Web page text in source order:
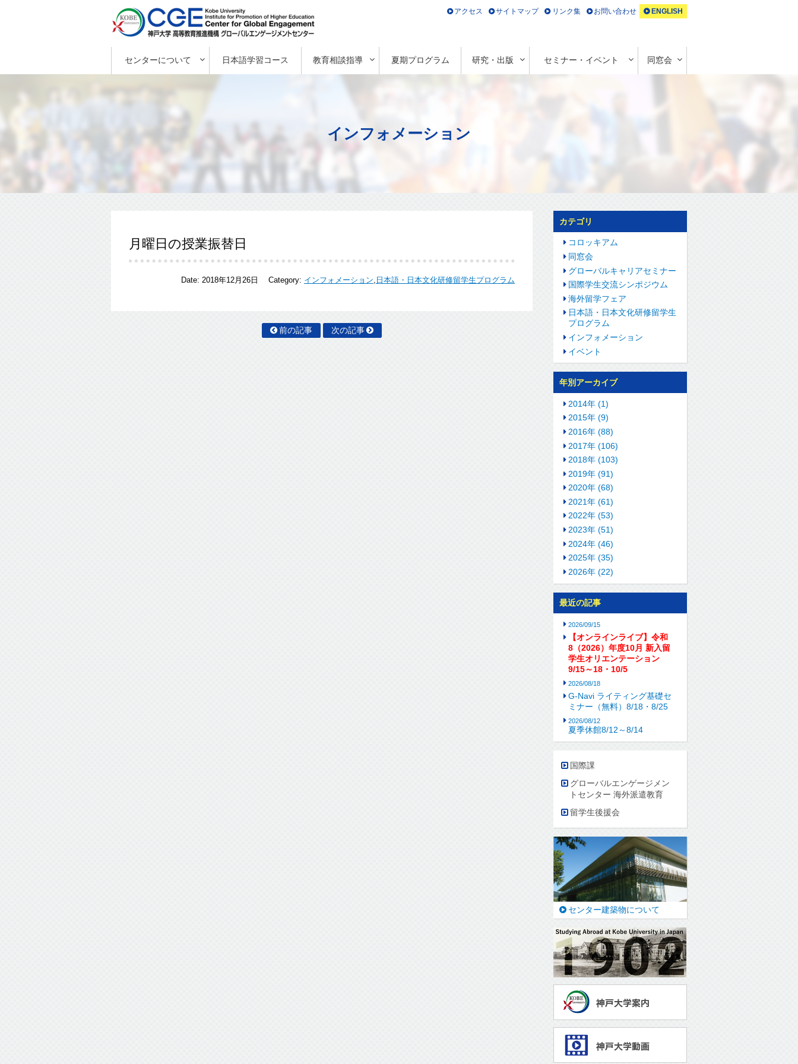
センターについて 日本語学習コース 教育相談指導 夏期プログラム 研究・出版 セミナー・イベント 同窓会
アクセス サイトマップ リンク集 お問い合わせ ENGLISH
インフォメーション
月曜日の授業振替日
Date:2018年12月26日 Category: インフォメーション, 日本語・日本文化研修留学生プログラム
前の記事 次の記事
カテゴリ
コロッキアム
同窓会
グローバルキャリアセミナー
国際学生交流シンポジウム
海外留学フェア
日本語・日本文化研修留学生
プログラム
インフォメーション
イベント
年別アーカイブ
2014年 (1)
2015年 (9)
2016年 (88)
2017年 (106)
2018年 (103)
2019年 (91)
2020年 (68)
2021年 (61)
2022年 (53)
2023年 (51)
2024年 (46)
2025年 (35)
2026年 (22)
最近の記事
2026/09/15
【オンラインライブ】令和
8（2026）年度10月 新入留
学生オリエンテーション
9/15～18・10/5
2026/08/18
G-Navi ライティング基礎セ
ミナー（無料）8/18・8/25
2026/08/12
夏季休館8/12～8/14
国際課
グローバルエンゲージメン
トセンター 海外派遣教育
留学生後援会
センター建築物について